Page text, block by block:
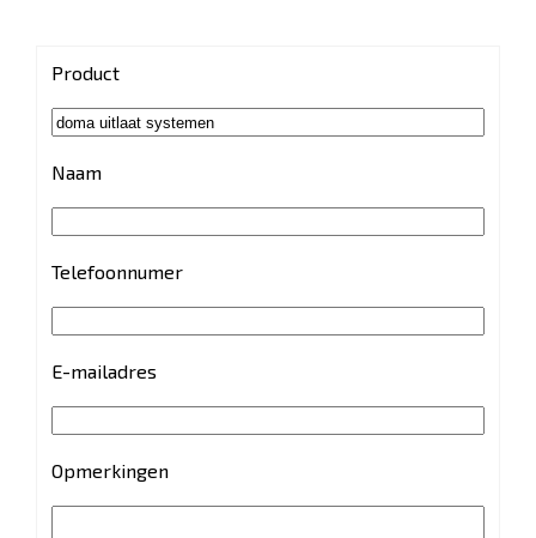
Product
Naam
Telefoonnumer
E-mailadres
Opmerkingen